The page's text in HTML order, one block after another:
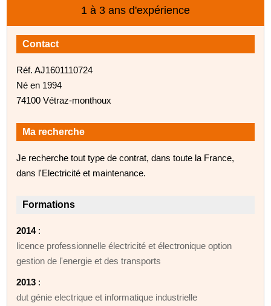
1 à 3 ans d'expérience
Contact
Réf. AJ1601110724
Né en 1994
74100 Vétraz-monthoux
Ma recherche
Je recherche tout type de contrat, dans toute la France,
dans l'Electricité et maintenance.
Formations
2014:
licence professionnelle électricité et électronique option
gestion de l'energie et des transports
2013 :
dut génie electrique et informatique industrielle